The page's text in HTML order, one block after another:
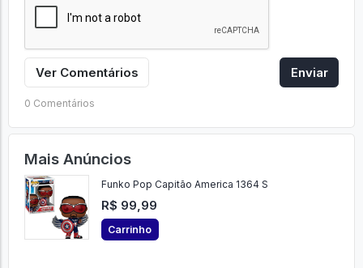
Ver Comentários Enviar
0 Comentários
Mais Anúncios
Funko Pop Capitão America 1364 S
R$ 99,99
Carrinho